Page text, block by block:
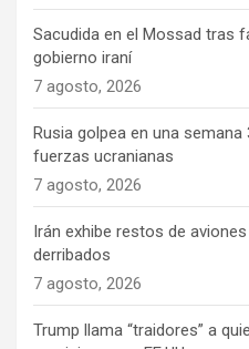
Sacudida en el Mossad tras
gobierno iraní
7 agosto, 2026
Rusia golpea en una
fuerzas ucranianas
7 agosto, 2026
Irán exhibe restos de aviones
derribados
7 agosto, 2026
Trump llama “traidores” a